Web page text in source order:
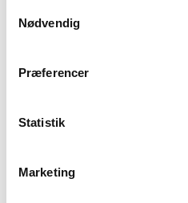
Nødvendig
Præferencer
Statistik
Marketing